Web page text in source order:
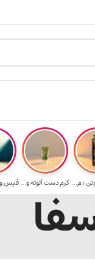
هدیه برای خرید های بالای ۵
؛ م... کرم دست آلوئه و...